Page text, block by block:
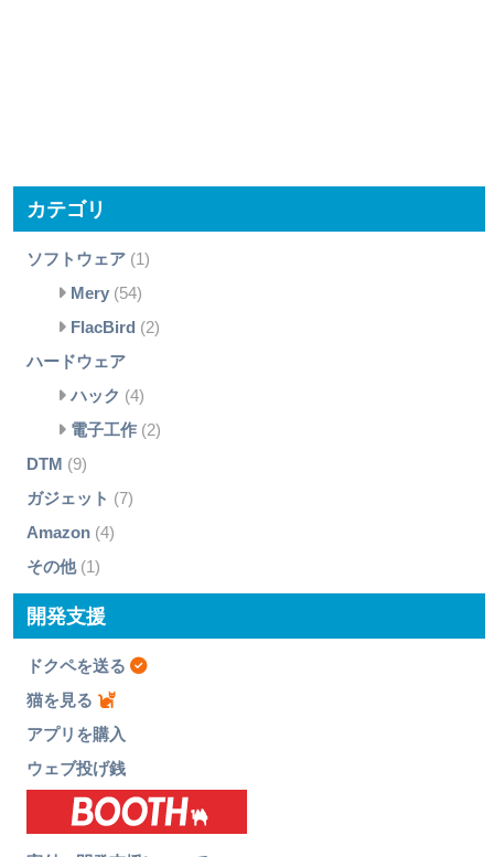
カテゴリ
ソフトウェア(1)
Mery(54)
FlacBird (2)
ハードウェア
ハック (4)
電子工作(2)
DTM (9)
ガジェット (7)
Amazon(4)
その他(1)
開発支援
ドクペを送る
猫を見る
アプリを購入
ウェブ投げ銭